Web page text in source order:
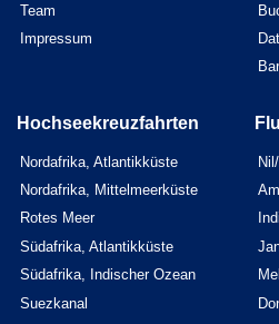
Team
Impressum
Hochseekreuzfahrten
Nordafrika, Atlantikküste
Nordafrika, Mittelmeerküste
Rotes Meer
Südafrika, Atlantikküste
Südafrika, Indischer Ozean
Suezkanal